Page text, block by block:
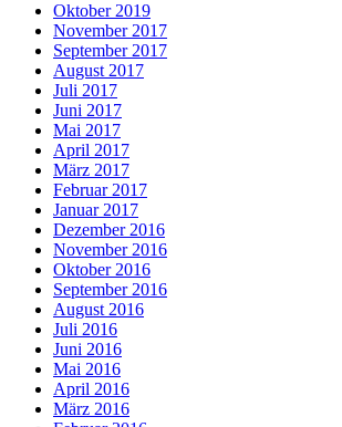
Oktober 2019
November 2017
September 2017
August 2017
Juli 2017
Juni 2017
Mai 2017
April 2017
März 2017
Februar 2017
Januar 2017
Dezember 2016
November 2016
Oktober 2016
September 2016
August 2016
Juli 2016
Juni 2016
Mai 2016
April 2016
März 2016